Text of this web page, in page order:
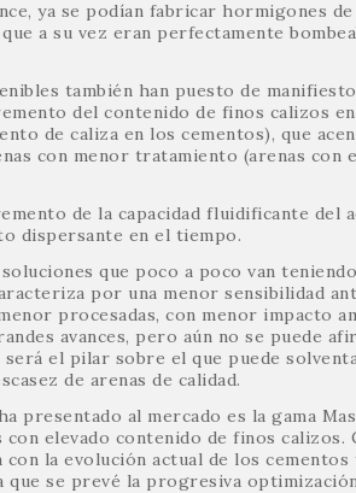
ya se podían fabricar hormigones
a su vez eran perfectamente
también han puesto de
del contenido de finos calizos
de caliza en los cementos), que
con menor tratamiento (arenas con
de la capacidad fluidificante del
dispersante en el tiempo.
que poco a poco van
por una menor sensibilidad
procesadas, con menor impacto
avances, pero aún no se puede
el pilar sobre el que puede
de arenas de calidad.
al mercado es la gama
elevado contenido de finos calizos.
la evolución actual de los cementos
se prevé la progresiva